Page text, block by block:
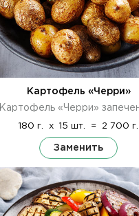
Картофель «Черри»
Картофель «Черри»
180 г. x 15 шт. = 2 700 г.
Заменить